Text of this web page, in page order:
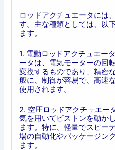
ロッドアクチュエータには
す。主な種類としては、以
ます。
1. 電動ロッドアクチュエー
ータは、電気モーターの回
変換するものであり、精密
般に、制御が容易で、高速
使用されます。
2. 空圧ロッドアクチュエー
気を用いてピストンを動か
ます。特に、軽量でスピー
場の自動化やパッケージン
ます。